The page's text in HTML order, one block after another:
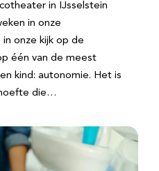
in IJsselstein
in onze
onze kijk op de
één van de meest
kind: autonomie. Het is
die…